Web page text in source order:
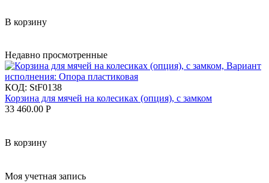
В корзину
Недавно просмотренные
КОД: StF0138
Корзина для мячей на колесиках (опция), с замком
33 460.00 Р
В корзину
Моя учетная запись